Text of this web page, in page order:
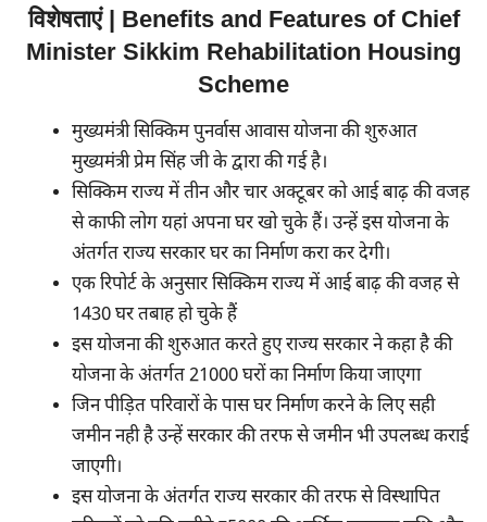
विशेषताएं | Benefits and Features of Chief
Minister Sikkim Rehabilitation Housing
Scheme
मुख्यमंत्री सिक्किम पुनर्वास आवास योजना की शुरुआत
मुख्यमंत्री प्रेम सिंह जी के द्वारा की गई है।
सिक्किम राज्य में तीन और चार अक्टूबर को आई बाढ़ की वजह
से काफी लोग यहां अपना घर खो चुके हैं। उन्हें इस योजना के
अंतर्गत राज्य सरकार घर का निर्माण करा कर देगी।
एक रिपोर्ट के अनुसार सिक्किम राज्य में आई बाढ़ की वजह से
1430 घर तबाह हो चुके हैं
इस योजना की शुरुआत करते हुए राज्य सरकार ने कहा है की
योजना के अंतर्गत 21000 घरों का निर्माण किया जाएगा
जिन पीड़ित परिवारों के पास घर निर्माण करने के लिए सही
जमीन नही है उन्हें सरकार की तरफ से जमीन भी उपलब्ध कराई
जाएगी।
इस योजना के अंतर्गत राज्य सरकार की तरफ से विस्थापित